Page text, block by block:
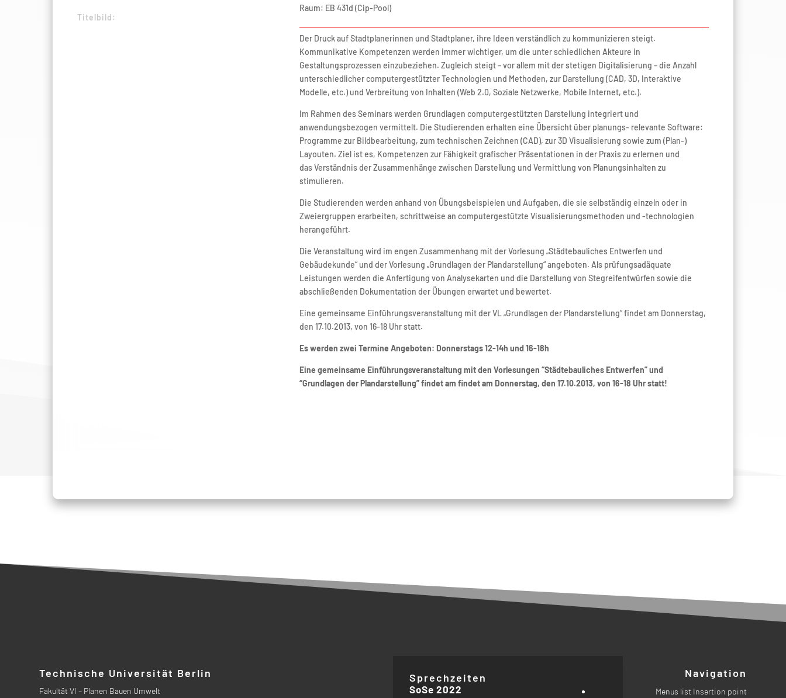
Titelbild:
Raum: EB 431d (Cip-Pool)
Der Druck auf Stadtplanerinnen und Stadtplaner, ihre Ideen verständlich zu kommunizieren steigt.
Kommunikative Kompetenzen werden immer wichtiger, um die unter schiedlichen Akteure in
Gestaltungsprozessen einzubeziehen. Zugleich steigt – vor allem mit der stetigen Digitalisierung – die Anzahl
unterschiedlicher computergestützter Technologien und Methoden, zur Darstellung (CAD, 3D, Interaktive
Modelle, etc.) und Verbreitung von Inhalten (Web 2.0, Soziale Netzwerke, Mobile Internet, etc.).
Im Rahmen des Seminars werden Grundlagen computergestützten Darstellung integriert und
anwendungsbezogen vermittelt. Die Studierenden erhalten eine Übersicht über planungs- relevante Software:
Programme zur Bildbearbeitung, zum technischen Zeichnen (CAD), zur 3D Visualisierung sowie zum (Plan-)
Layouten. Ziel ist es, Kompetenzen zur Fähigkeit grafischer Präsentationen in der Praxis zu erlernen und
das Verständnis der Zusammenhänge zwischen Darstellung und Vermittlung von Planungsinhalten zu
stimulieren.
Die Studierenden werden anhand von Übungsbeispielen und Aufgaben, die sie selbständig einzeln oder in
Zweiergruppen erarbeiten, schrittweise an computergestützte Visualisierungsmethoden und -technologien
herangeführt.
Die Veranstaltung wird im engen Zusammenhang mit der Vorlesung „Städtebauliches Entwerfen und
Gebäudekunde“ und der Vorlesung „Grundlagen der Plandarstellung“ angeboten. Als prüfungsadäquate
Leistungen werden die Anfertigung von Analysekarten und die Darstellung von Stegreifentwürfen sowie die
abschließenden Dokumentation der Übungen erwartet und bewertet.
Eine gemeinsame Einführungsveranstaltung mit der VL „Grundlagen der Plandarstellung“ findet am Donnerstag,
den 17.10.2013, von 16-18 Uhr statt.
Es werden zwei Termine Angeboten: Donnerstags 12-14h und 16-18h
Eine gemeinsame Einführungsveranstaltung mit den Vorlesungen “Städtebauliches Entwerfen” und
“Grundlagen der Plandarstellung” findet am findet am Donnerstag, den 17.10.2013, von 16-18 Uhr statt!
Technische Universität Berlin
Fakultät VI – Planen Bauen Umwelt
Sprechzeiten
SoSe 2022
Navigation
Menus list Insertion point